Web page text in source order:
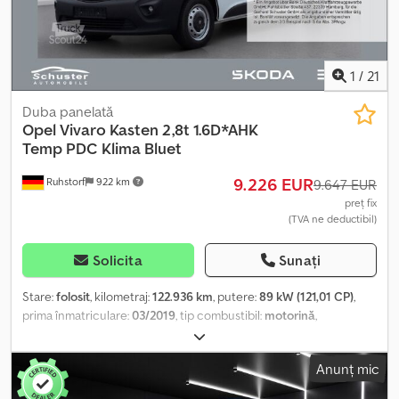
Crjdpfx Abozpy Rferef Speed Limiter
1 / 21
Ruhstorf 922 km
Duba panelată
OpelVivaro Kasten 2,8t 1.6D*AHK
Temp PDC Klima Bluet
9.226 EUR9.647 EUR
preț fix
(TVA ne deductibil)
Solicita Sunați
Stare:folosit, kilometraj:122.936 km, putere:89 kW (121,01 CP),
prima înmatriculare:03/2019, tip combustibil: motorină,
08/2026
culoare:alb, clasă de emisii:Euro 6, An de fabricație:2019, Dotări:
ABS, aer condiționat, airbag, computer de bord, controlul
tracțiunii, cuplaj remorcă, pilot automat de viteză, program
Anunț mic